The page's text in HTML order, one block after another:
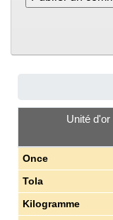
Unité d'or
Once
Tola
Kilogramme